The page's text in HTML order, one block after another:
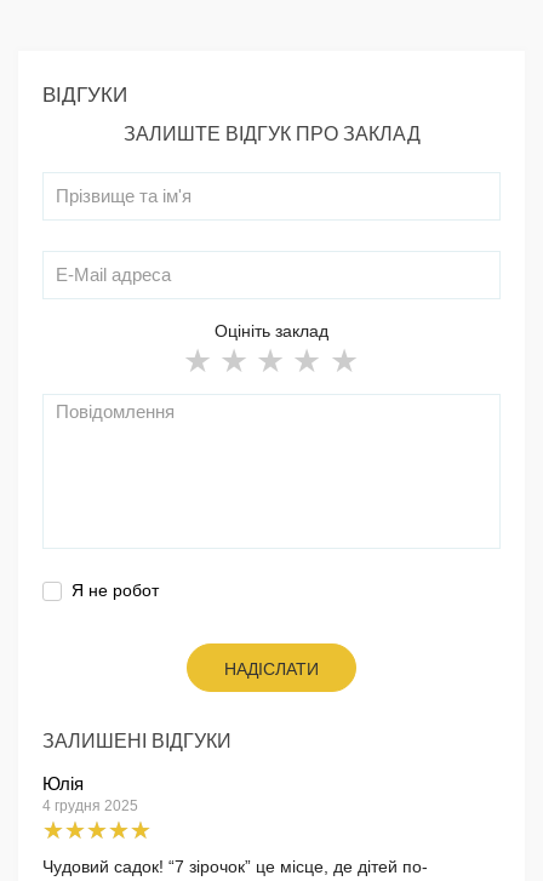
ВІДГУКИ
ЗАЛИШТЕ ВІДГУК ПРО ЗАКЛАД
Оцініть заклад
Я не робот
НАДІСЛАТИ
ЗАЛИШЕНІ ВІДГУКИ
Юлія
4 грудня 2025
Чудовий садок! “7 зірочок” це місце, де дітей по-